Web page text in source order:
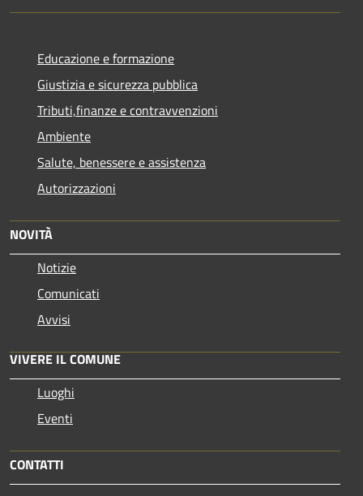
Educazione e formazione
Giustizia e sicurezza pubblica
Tributi,finanze e contravvenzioni
Ambiente
Salute, benessere e assistenza
Autorizzazioni
NOVITÀ
Notizie
Comunicati
Avvisi
VIVERE IL COMUNE
Luoghi
Eventi
CONTATTI